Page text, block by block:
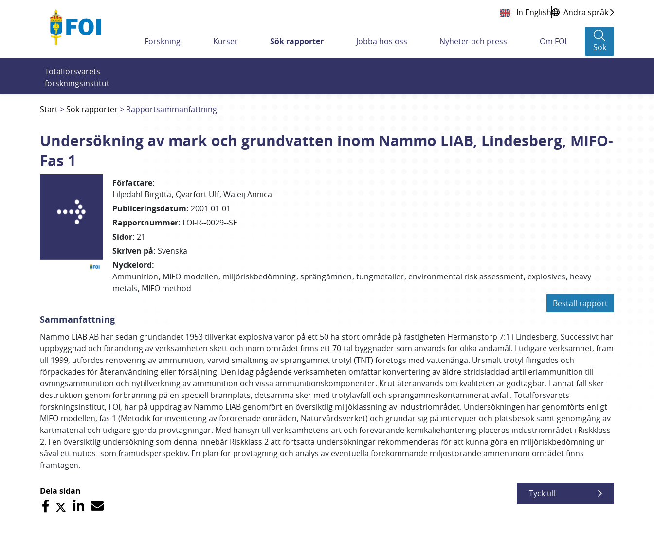
In English Andra språk
Forskning Kurser Sök rapporter Jobba hos oss Nyheter och press Om FOI
Sök
Totalförsvarets
forskningsinstitut
Start Sök rapporter Rapportsammanfattning
Undersökning av mark och grundvatten inom Nammo LIAB, Lindesberg, MIFO-
Fas 1
Författare:
Liljedahl Birgitta Qvarfort Ulf Waleij Annica
Publiceringsdatum: 2001-01-01
Rapportnummer: FOI-R--0029--SE
Sidor: 21
Skriven på: Svenska
Nyckelord:
Ammunition MIFO-modellen miljöriskbedömning sprängämnen tungmetaller environmental risk assessment explosives heavy
metals MIFO method
Beställ rapport
Sammanfattning
Nammo LIAB AB har sedan grundandet 1953 tillverkat explosiva varor på ett 50 ha stort område på fastigheten Hermanstorp 7:1 i Lindesberg. Successivt har
uppbyggnad och förändring av verksamheten skett och inom området finns ett 70-tal byggnader som används för olika ändamål. I tidigare verksamhet, fram
till 1999, utfördes renovering av ammunition, varvid smältning av sprängämnet trotyl (TNT) företogs med vattenånga. Ursmält trotyl flingades och
förpackades för återanvändning eller försäljning. Den idag pågående verksamheten omfattar konvertering av äldre stridsladdad artilleriammunition till
övningsammunition och nytillverkning av ammunition och vissa ammunitionskomponenter. Krut återanvänds om kvaliteten är godtagbar. I annat fall sker
destruktion genom förbränning på en speciell brännplats, detsamma sker med trotylavfall och sprängämneskontaminerat avfall. Totalförsvarets
forskningsinstitut, FOI, har på uppdrag av Nammo LIAB genomfört en översiktlig miljöklassning av industriområdet. Undersökningen har genomförts enligt
MIFO-modellen, fas 1 (Metodik för inventering av förorenade områden, Naturvårdsverket) och grundar sig på intervjuer och platsbesök samt genomgång av
kartmaterial och tidigare gjorda provtagningar. Med hänsyn till verksamhetens art och förevarande kemikaliehantering placeras industriområdet i Riskklass
2. I en översiktlig undersökning som denna innebär Riskklass 2 att fortsatta undersökningar rekommenderas för att kunna göra en miljöriskbedömning ur
såväl ett nutids- som framtidsperspektiv. En plan för provtagning och analys av eventuella förekommande miljöstörande ämnen inom området finns
framtagen.
Dela sidan Tyck till